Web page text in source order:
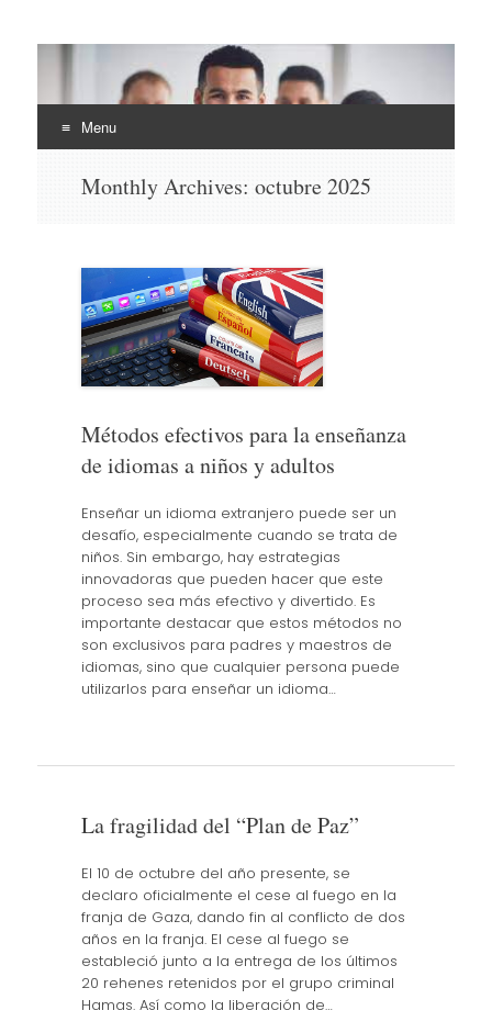
EHLI
UNINTER
Menu
Monthly Archives: octubre 2025
Métodos efectivos para la enseñanza
de idiomas a niños y adultos
Enseñar un idioma extranjero puede ser un
desafío, especialmente cuando se trata de
niños. Sin embargo, hay estrategias
innovadoras que pueden hacer que este
proceso sea más efectivo y divertido. Es
importante destacar que estos métodos no
son exclusivos para padres y maestros de
idiomas, sino que cualquier persona puede
utilizarlos para enseñar un idioma…
La fragilidad del “Plan de Paz”
El 10 de octubre del año presente, se
declaro oficialmente el cese al fuego en la
franja de Gaza, dando fin al conflicto de dos
años en la franja. El cese al fuego se
estableció junto a la entrega de los últimos
20 rehenes retenidos por el grupo criminal
Hamas. Así como la liberación de…